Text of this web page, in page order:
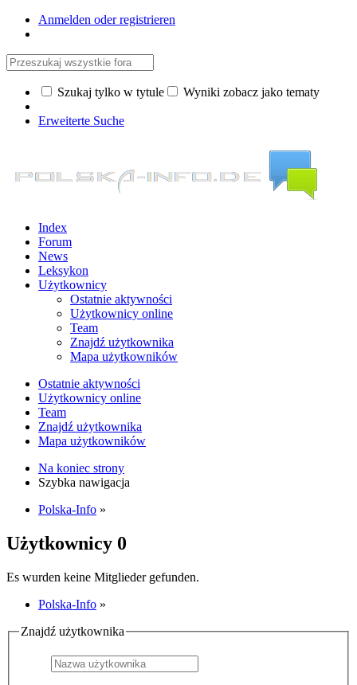
Anmelden oder registrieren
Szukaj tylko w tytule Wyniki zobacz jako tematy
Erweiterte Suche
Index
Forum
News
Leksykon
Użytkownicy
Ostatnie aktywności
Użytkownicy online
Team
Znajdź użytkownika
Mapa użytkowników
Ostatnie aktywności
Użytkownicy online
Team
Znajdź użytkownika
Mapa użytkowników
Na koniec strony
Szybka nawigacja
Polska-Info »
Użytkownicy 0
Es wurden keine Mitglieder gefunden.
Polska-Info »
Znajdź użytkownika